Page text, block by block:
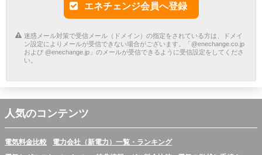
エネチェンジ会員へ登録
迷惑メール対策で受信メール（ドメイン）の指定をされている方は、ドメイ
ン設定によりメールが受信できない場合がございます。「@enechange.co.jp
および @enechange.jp」のメールが受信できるように受信設定をしてくださ
い。
人気のコンテンツ
電気料金比較
電力会社（新電力）一覧・ランキング